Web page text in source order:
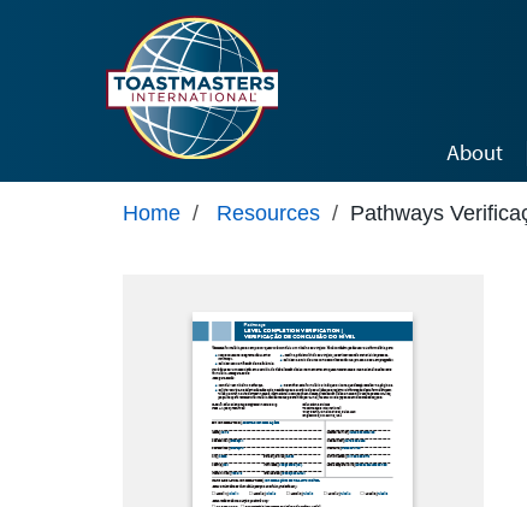
About
Home / Resources / Pathways